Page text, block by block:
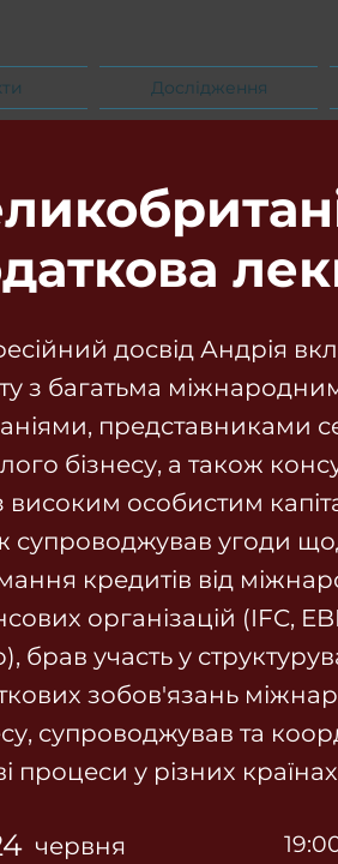
Дослідження
досвід Андрія
з багатьма
представниками
бізнесу, а також
високим особистим
супроводжував угоди
кредитів від
організацій (IFC,
брав участь у
зобов'язань
супроводжував та
процеси у різних
червня